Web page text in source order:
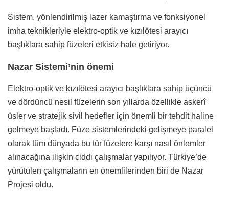
Sistem, yönlendirilmiş lazer kamaştırma ve fonksiyonel
imha teknikleriyle elektro-optik ve kızılötesi arayıcı
başlıklara sahip füzeleri etkisiz hale getiriyor.
Nazar Sistemi’nin önemi
Elektro-optik ve kızılötesi arayıcı başlıklara sahip üçüncü
ve dördüncü nesil füzelerin son yıllarda özellikle askerî
üsler ve stratejik sivil hedefler için önemli bir tehdit haline
gelmeye başladı. Füze sistemlerindeki gelişmeye paralel
olarak tüm dünyada bu tür füzelere karşı nasıl önlemler
alınacağına ilişkin ciddi çalışmalar yapılıyor. Türkiye’de
yürütülen çalışmaların en önemlilerinden biri de Nazar
Projesi oldu.